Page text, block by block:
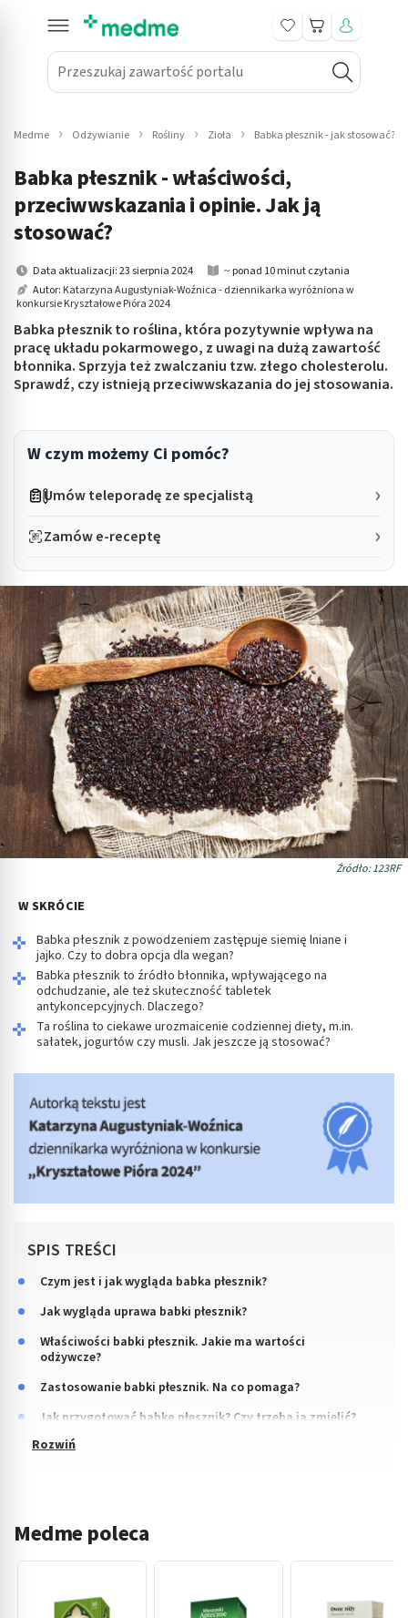
Przeszukaj zawartość portalu
Koszyk
submenu: Leki na receptę
submenu: Mama i dziecko
submenu: Kosmetyki
submenu: Higiena
submenu: Sprzęt medyczny
submenu: Intymne
Medme Odżywianie Rośliny Zioła Babka płesznik - jak stosować?
Babka płesznik - właściwości,
przeciwwskazania i opinie. Jak ją
stosować?
Data aktualizacji: 23 sierpnia 2024
~ ponad 10 minut czytania
Autor: Katarzyna Augustyniak-Woźnica - dziennikarka wyróżniona w
konkursie Kryształowe Pióra 2024
Babka płesznik to roślina, która pozytywnie wpływa na
pracę układu pokarmowego, z uwagi na dużą zawartość
błonnika. Sprzyja też zwalczaniu tzw. złego cholesterolu.
Sprawdź, czy istnieją przeciwwskazania do jej stosowania.
W czym możemy Ci pomóc?
Umów teleporadę ze specjalistą
Zamów e-receptę
Źródło: 123RF
W SKRÓCIE
Babka płesznik z powodzeniem zastępuje siemię lniane i
jajko. Czy to dobra opcja dla wegan?
Babka płesznik to źródło błonnika, wpływającego na
odchudzanie, ale też skuteczność tabletek
antykoncepcyjnych. Dlaczego?
Ta roślina to ciekawe urozmaicenie codziennej diety, m.in.
sałatek, jogurtów czy musli. Jak jeszcze ją stosować?
SPIS TREŚCI
Czym jest i jak wygląda babka płesznik?
Jak wygląda uprawa babki płesznik?
Właściwości babki płesznik. Jakie ma wartości
odżywcze?
Zastosowanie babki płesznik. Na co pomaga?
Jak przygotować babkę płesznik? Czy trzeba ją zmielić?
Medme poleca